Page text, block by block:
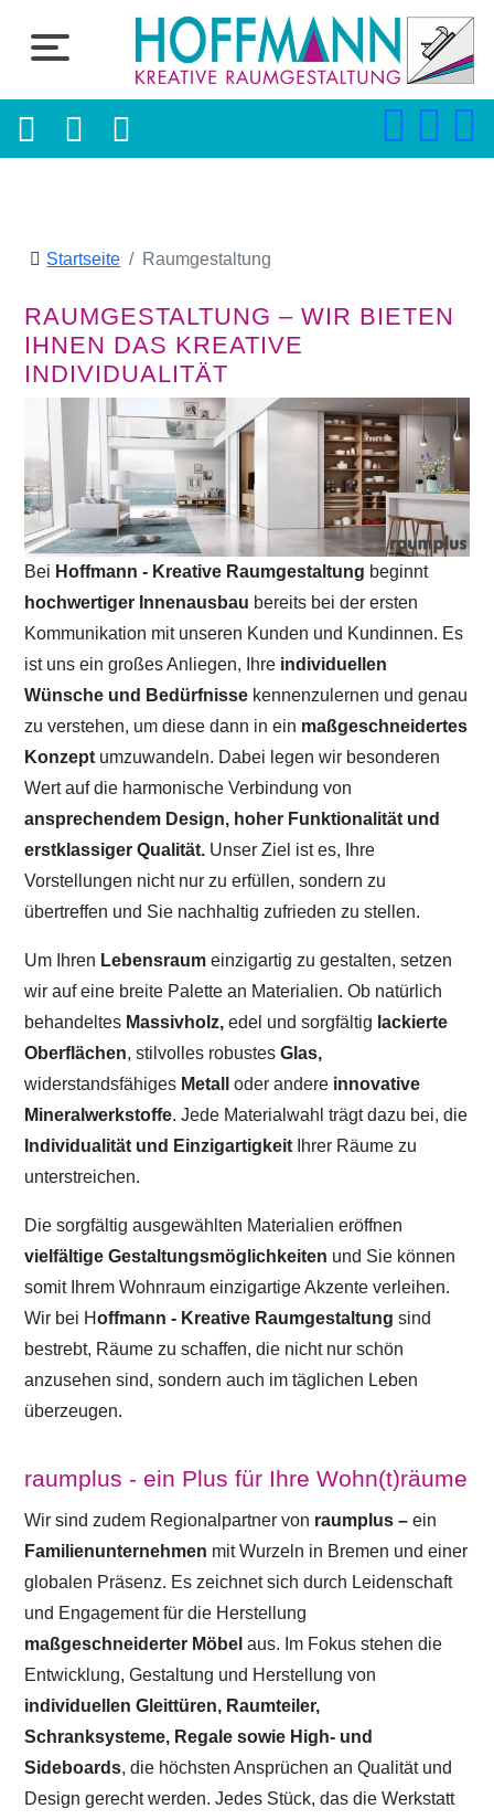
Startseite Raumgestaltung
RAUMGESTALTUNG – WIR BIETEN
IHNEN DAS KREATIVE
INDIVIDUALITÄT
Bei Hoffmann - Kreative Raumgestaltung beginnt
hochwertiger Innenausbau bereits bei der ersten
Kommunikation mit unseren Kunden und Kundinnen. Es
ist uns ein großes Anliegen, Ihre individuellen
Wünsche und Bedürfnisse kennenzulernen und genau
zu verstehen, um diese dann in ein maßgeschneidertes
Konzept umzuwandeln. Dabei legen wir besonderen
Wert auf die harmonische Verbindung von
ansprechendem Design, hoher Funktionalität und
erstklassiger Qualität. Unser Ziel ist es, Ihre
Vorstellungen nicht nur zu erfüllen, sondern zu
übertreffen und Sie nachhaltig zufrieden zu stellen.
Um Ihren Lebensraumeinzigartig zu gestalten, setzen
wir auf eine breite Palette an Materialien. Ob natürlich
behandeltes Massivholz, edel und sorgfältig lackierte
Oberflächen, stilvolles robustesGlas,
widerstandsfähiges Metalloder andere innovative
Mineralwerkstoffe. Jede Materialwahl trägt dazu bei, die
Individualität und Einzigartigkeit Ihrer Räume zu
unterstreichen.
Die sorgfältig ausgewählten Materialien eröffnen
vielfältige Gestaltungsmöglichkeiten und Sie können
somit Ihrem Wohnraum einzigartige Akzente verleihen.
Wir bei Hoffmann - Kreative Raumgestaltung sind
bestrebt, Räume zu schaffen, die nicht nur schön
anzusehen sind, sondern auch im täglichen Leben
überzeugen.
raumplus - ein Plus für Ihre Wohn(t)räume
Wir sind zudem Regionalpartner von raumplus – ein
Familienunternehmen mit Wurzeln in Bremen und einer
globalen Präsenz. Es zeichnet sich durch Leidenschaft
und Engagement für die Herstellung
maßgeschneiderter Möbelaus. Im Fokus stehen die
Entwicklung, Gestaltung und Herstellung von
individuellen Gleittüren, Raumteiler,
Schranksysteme, Regale sowie High- und
Sideboards, die höchsten Ansprüchen an Qualität und
Design gerecht werden. Jedes Stück, das die Werkstatt